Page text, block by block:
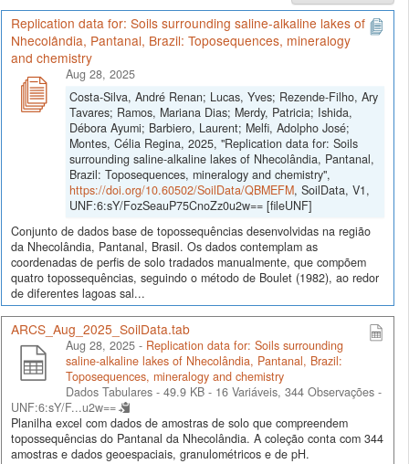
Replication data for: Soils surrounding saline-alkaline lakes of
Nhecolândia, Pantanal, Brazil: Toposequences, mineralogy
and chemistry
Aug 28, 2025
Costa-Silva, André Renan; Lucas, Yves; Rezende-Filho, Ary
Tavares; Ramos, Mariana Dias; Merdy, Patricia; Ishida,
Débora Ayumi; Barbiero, Laurent; Melfi, Adolpho José;
Montes, Célia Regina, 2025, "Replication data for: Soils
surrounding saline-alkaline lakes of Nhecolândia, Pantanal,
Brazil: Toposequences, mineralogy and chemistry",
https://doi.org/10.60502/SoilData/QBMEFM, SoilData, V1,
UNF:6:sY/FozSeauP75CnoZz0u2w== [fileUNF]
Conjunto de dados base de topossequências desenvolvidas na região
da Nhecolândia, Pantanal, Brasil. Os dados contemplam as
coordenadas de perfis de solo tradados manualmente, que compõem
quatro topossequências, seguindo o método de Boulet (1982), ao redor
de diferentes lagoas sal...
ARCS_Aug_2025_SoilData.tab
Aug 28, 2025 - Replication data for: Soils surrounding
saline-alkaline lakes of Nhecolândia, Pantanal, Brazil:
Toposequences, mineralogy and chemistry
Dados Tabulares - 49.9 KB - 16 Variáveis, 344 Observações -
UNF:6:sY/F...u2w==
Planilha excel com dados de amostras de solo que compreendem
topossequências do Pantanal da Nhecolândia. A coleção conta com 344
amostras e dados geoespaciais, granulométricos e de pH.